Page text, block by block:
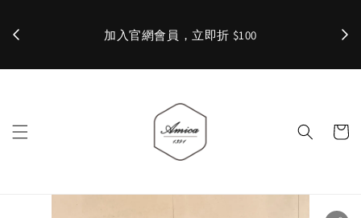
加入官網會員，立即折 $100 ✨